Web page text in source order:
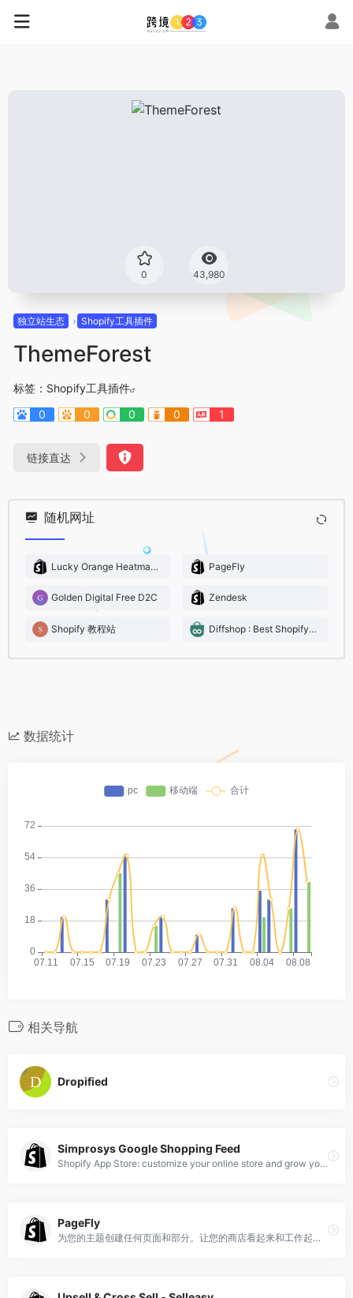
0 43,980
独立站生态 Shopify工具插件
ThemeForest
标签： Shopify工具插件
0
0 0 0 1
链接直达
随机网址
Lucky Orange Heatmaps & Replay PageFly
Golden Digital Free D2C Zendesk
Shopify 教程站 Diffshop : Best Shopify Spy Tool
数据统计
相关导航
Dropified
Simprosys Google Shopping Feed
Shopify App Store: customize your online store and grow your business with Shopify-approved apps for marketing, store design, fulfillment, and more.
PageFly
为您的主题创建任何页面和部分。让您的商店看起来和工作起来就像您的想法一样。 PageFly 是您为主题构建任何类型的页面和部分的方式。使用我们的拖放构建器，您可以快速调整您的商店以适应任何销售活动。无论是从我们的模板开始，还是使用我们的元素库自行构建页面，您都将享受对页面外观、工作和执行方式的完全控制。 PageFly的干净和优化代码可以保证您的页面速度。所有主题和您喜欢的应用程序都无缝集成 使用幻灯片、块、选项卡、手风琴、表格、目录构建结构 通过元素配置定义漏斗、流、数据源和样式 通过销售倒计时、徽章、表格、变体选项色板提升转化率 自动响应移动、平板电脑显示。所有屏幕的跨设备编辑 使用自动保存、全局样式、全局部分、延迟加载快速构建。